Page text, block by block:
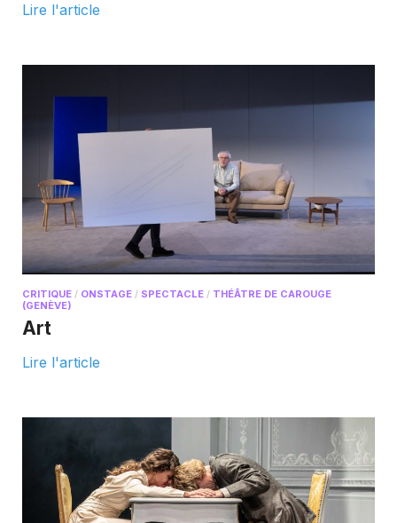
Lire l'article
CRITIQUE / ONSTAGE / SPECTACLE / THÉÂTRE DE CAROUGE
(GENÈVE)
Art
Lire l'article